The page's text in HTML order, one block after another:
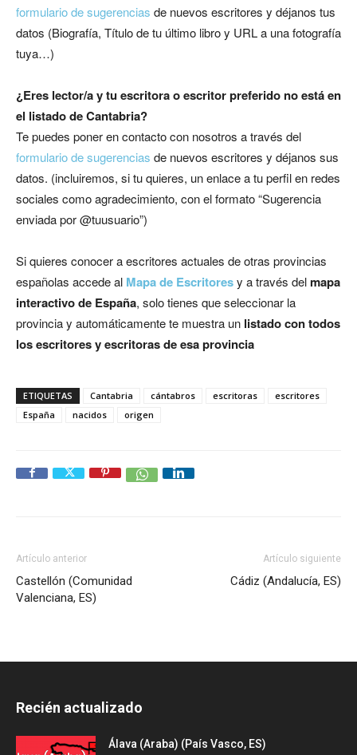
formulario de sugerencias de nuevos escritores y déjanos tus
datos (Biografía, Título de tu último libro y URL a una fotografía
tuya…)
¿Eres lector/a y tu escritora o escritor preferido no está en
el listado de Cantabria?
Te puedes poner en contacto con nosotros a través del
formulario de sugerencias de nuevos escritores y déjanos sus
datos. (incluiremos, si tu quieres, un enlace a tu perfil en redes
sociales como agradecimiento, con el formato “Sugerencia
enviada por @tuusuario”)
Si quieres conocer a escritores actuales de otras provincias
españolas accede al Mapa de Escritoresy a través delmapa
interactivo de España, solo tienes que seleccionar la
provincia y automáticamente te muestra un listado con todos
los escritores y escritoras de esa provincia
ETIQUETAS Cantabria cántabros escritoras
escritores
España
nacidos origen
Artículo anterior
Castellón (Comunidad
Valenciana, ES)
Artículo siguiente
Cádiz (Andalucía, ES)
Recién actualizado
Álava (Araba) (País Vasco, ES)